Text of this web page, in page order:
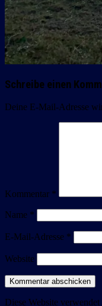
Schreibe einen
Deine E-Mail-Adresse
Kommentar *
Name *
E-Mail-Adresse *
Website
Diese Website